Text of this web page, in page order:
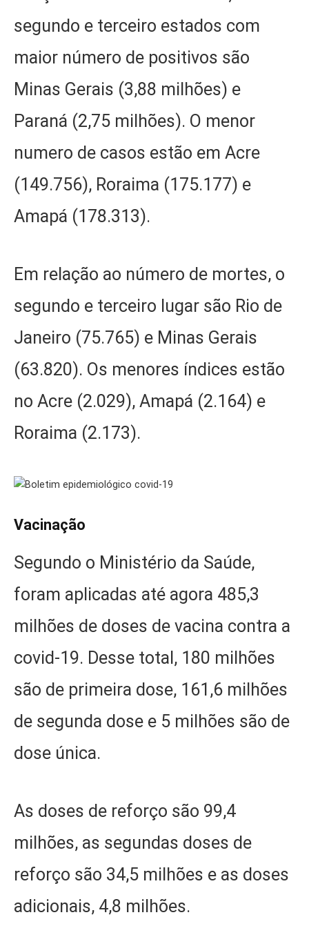
segundo e terceiro estados com
maior número de positivos são
Minas Gerais (3,88 milhões) e
Paraná (2,75 milhões). O menor
numero de casos estão em Acre
(149.756), Roraima (175.177) e
Amapá (178.313).
Em relação ao número de mortes, o
segundo e terceiro lugar são Rio de
Janeiro (75.765) e Minas Gerais
(63.820). Os menores índices estão
no Acre (2.029), Amapá (2.164) e
Roraima (2.173).
Vacinação
Segundo o Ministério da Saúde,
foram aplicadas até agora 485,3
milhões de doses de vacina contra a
covid-19. Desse total, 180 milhões
são de primeira dose, 161,6 milhões
de segunda dose e 5 milhões são de
dose única.
As doses de reforço são 99,4
milhões, as segundas doses de
reforço são 34,5 milhões e as doses
adicionais, 4,8 milhões.